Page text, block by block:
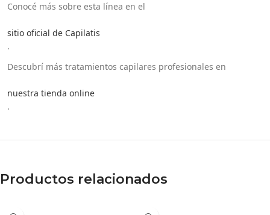
Conocé más sobre esta línea en el
sitio oficial de Capilatis
.
Descubrí más tratamientos capilares profesionales en
nuestra tienda online
.
Productos relacionados